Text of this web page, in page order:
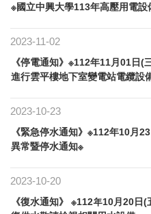
※國立中興大學113年高壓用電
2023-11-02
《停電通知》※112年11月01日
進行雲平樓地下室變電站電纜設
2023-10-23
《緊急停水通知》※112年10月
異常暨停水通知※
2023-10-20
《復水通知》 ※112年10月20日